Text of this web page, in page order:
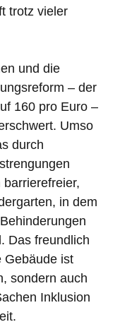
trotz vieler
und die
– der
160 pro Euro –
Umso
durch
in dem
Das freundlich
Gebäude ist
sondern auch
Inklusion